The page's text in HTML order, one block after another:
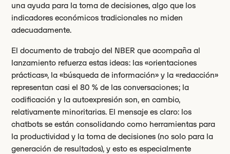
una ayuda para la toma de decisiones, algo que los
indicadores económicos tradicionales no miden
adecuadamente.
El documento de trabajo del NBER que acompaña al
lanzamiento refuerza estas ideas: las «orientaciones
prácticas», la «búsqueda de información» y la «redacción»
representan casi el 80 % de las conversaciones; la
codificación y la autoexpresión son, en cambio,
relativamente minoritarias. El mensaje es claro: los
chatbots se están consolidando como herramientas para
la productividad y la toma de decisiones (no solo para la
generación de resultados), y esto es especialmente